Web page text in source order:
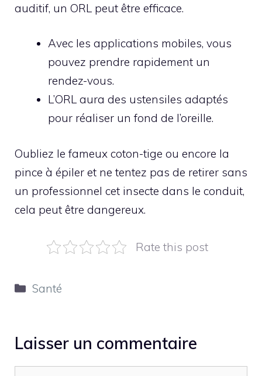
auditif, un ORL peut être efficace.
Avec les applications mobiles, vous
pouvez prendre rapidement un
rendez-vous.
L’ORL aura des ustensiles adaptés
pour réaliser un fond de l’oreille.
Oubliez le fameux coton-tige ou encore la
pince à épiler et ne tentez pas de retirer sans
un professionnel cet insecte dans le conduit,
cela peut être dangereux.
Rate this post
Catégories
Santé
Laisser un commentaire